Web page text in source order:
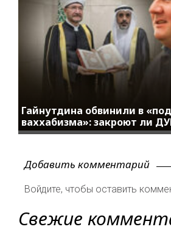
Гайнутдина обвинили в
ваххабизма»: закроют ли
Добавить комментарий
Войдите, чтобы оставить
Свежие